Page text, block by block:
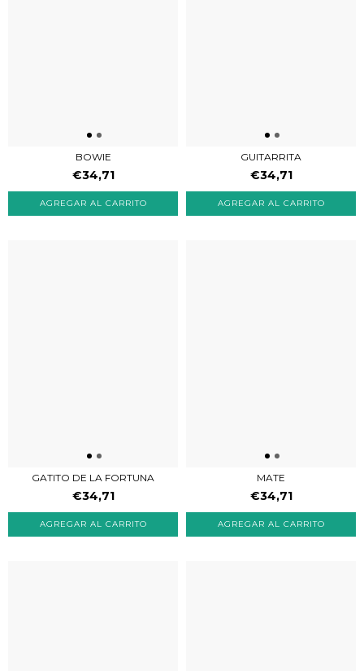
BOWIE
€34,71
GUITARRITA
€34,71
GATITO DE LA FORTUNA
€34,71
MATE
€34,71